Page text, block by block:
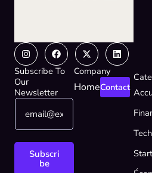
InstagramFacebook
X-
twitter
Linkedin
Subscribe To
Our
Newsletter
E
a
i
E
a
Subscri
be
Company
HomeContact